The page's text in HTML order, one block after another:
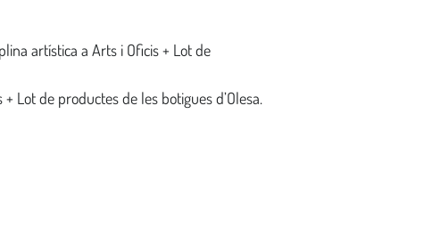
artística a Arts i Oficis + Lot de
Lot de productes de les botigues d’Olesa.